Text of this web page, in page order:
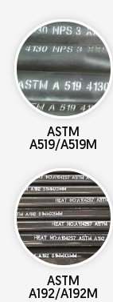
ASTM
A519/A519M
ASTM
A192/A192M